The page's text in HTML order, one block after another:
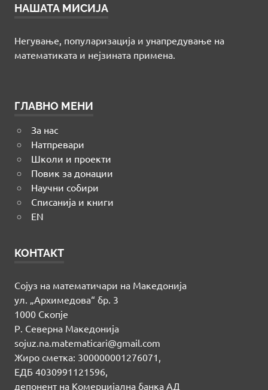
НАШАТА МИСИЈА
Негување, популаризација и унапредување на
математиката и нејзината примена.
ГЛАВНО МЕНИ
За нас
Натпревари
Школи и проекти
Повик за донации
Научни собири
Списанија и книги
EN
КОНТАКТ
Сојуз на математичари на Македонија
ул. „Архимедова“ бр. 3
1000 Скопје
Р. Северна Македонија
sojuz.na.matematicari@gmail.com
Жиро сметка: 300000001276071,
ЕДБ 4030991121596,
депонент на Комерцијална банка АД